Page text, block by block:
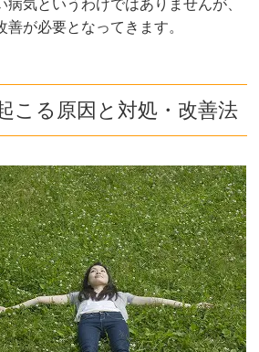
病気というわけではありませんが、
が必要となってきます。
こる原因と対処・改善法